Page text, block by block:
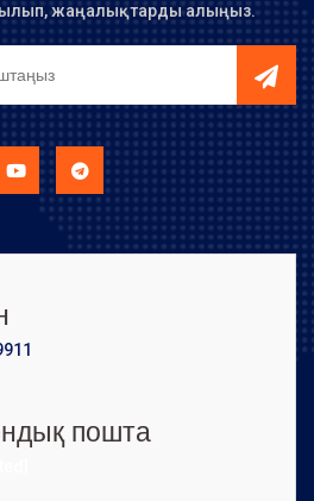
жаңалықтарды алыңыз.
пошта